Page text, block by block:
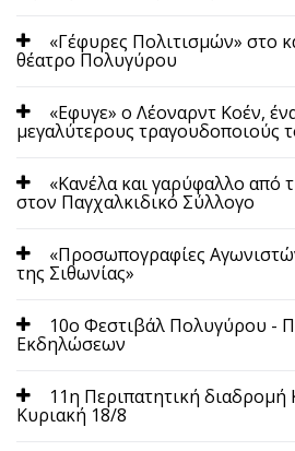
«Γέφυρες Πολιτισμών» στο
θέατρο Πολυγύρου
«Εφυγε» ο Λέοναρντ Κοέν,
μεγαλύτερους τραγουδοποιούς
«Κανέλα και γαρύφαλλο από
στον Παγχαλκιδικό Σύλλογο
«Προσωπογραφίες
της Σιθωνίας»
10ο Φεστιβάλ Πολυγύρου -
Εκδηλώσεων
11η Περιπατητική
Κυριακή 18/8